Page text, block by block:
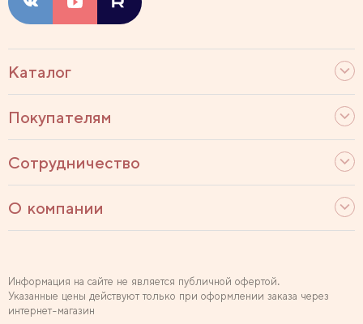
Каталог
Покупателям
Сотрудничество
О компании
Информация на сайте не является публичной офертой.
Указанные цены действуют только при оформлении заказа через
интернет-магазин